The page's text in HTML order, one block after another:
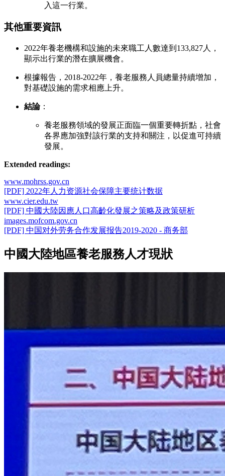
入這一行業。
其他重要資訊
2022年養老機構和設施的未來職工人數達到133,827人，
顯示出行業的潛在擴展機會。
根據報告，2018-2022年，養老服務人員總量持續增加，
對基礎設施的需求相應上升。
結論：
養老服務領域的發展正面臨一個重要轉折點，社會
各界應加強對該行業的支持和關注，以促進可持續
發展。
Extended readings:
www.mohrss.gov.cn
[PDF] 2022年人力资源社会保障主要统计数据
www.cier.edu.tw
[PDF] 中國大陸因應人口高齡化發展之策略及政策研析
images.mofcom.gov.cn
[PDF] 中国对外劳务合作发展报告2019-2020 - 商务部
中國大陸地區養老服務人才現狀